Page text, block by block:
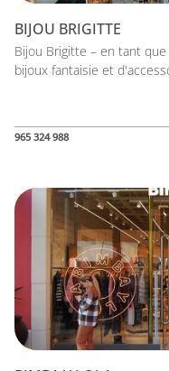
BIJOU BRIGITTE
Bijou Brigitte – en tant
bijoux fantaisie et
965 324 988